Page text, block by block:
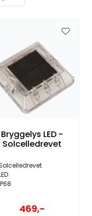
Bryggelys LED -
Solcelledrevet
469,-